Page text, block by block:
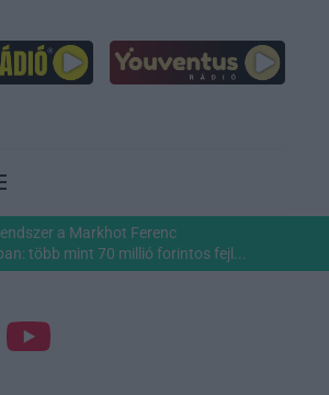
a Markhot Ferenc
több mint 70 millió forintos fejl...